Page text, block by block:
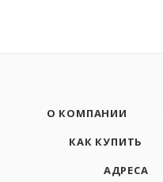
О КОМПАНИИ
КАК КУПИТЬ
АДРЕСА